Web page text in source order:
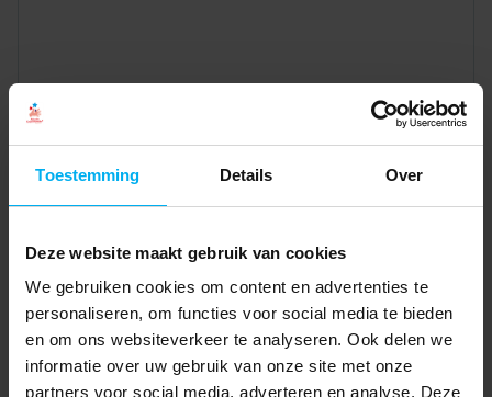
Toestemming Details Over
Deze website maakt gebruik van cookies
We gebruiken cookies om content en advertenties te
personaliseren, om functies voor social media te bieden
en om ons websiteverkeer te analyseren. Ook delen we
informatie over uw gebruik van onze site met onze
partners voor social media, adverteren en analyse. Deze